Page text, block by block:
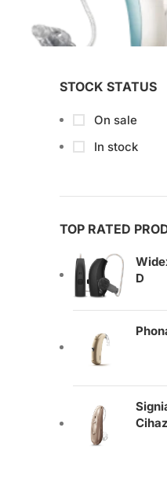
STOCK STATUS
On sale
In stock
TOP RATED
D